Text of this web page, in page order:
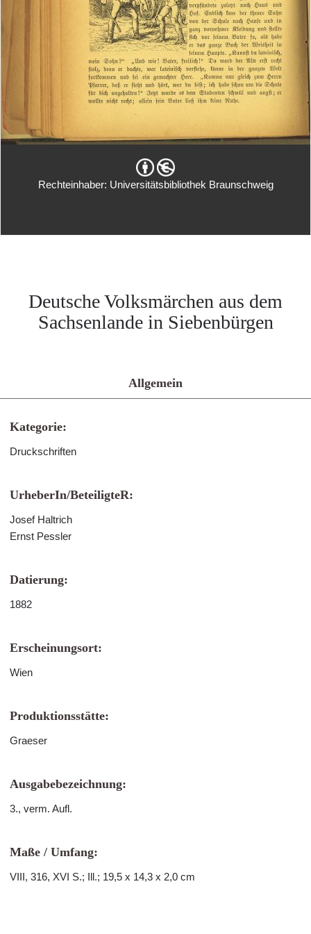
Rechteinhaber: Universitätsbibliothek Braunschweig
Deutsche Volksmärchen aus dem
Sachsenlande in Siebenbürgen
Allgemein
Kategorie:
Druckschriften
UrheberIn/BeteiligteR:
Josef Haltrich
Ernst Pessler
Datierung:
1882
Erscheinungsort:
Wien
Produktionsstätte:
Graeser
Ausgabebezeichnung:
3., verm. Aufl.
Maße / Umfang:
VIII, 316, XVI S.; Ill.; 19,5 x 14,3 x 2,0 cm